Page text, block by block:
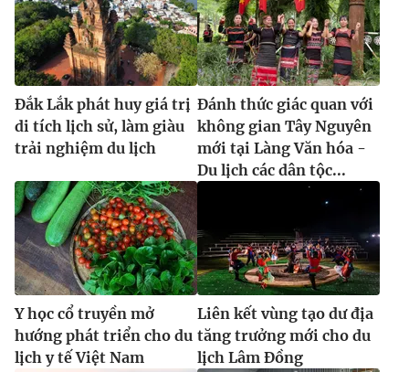
Đắk Lắk phát huy giá trị
di tích lịch sử, làm giàu
trải nghiệm du lịch
Đánh thức giác quan với
không gian Tây Nguyên
mới tại Làng Văn hóa -
Du lịch các dân tộc...
Y học cổ truyền mở
hướng phát triển cho du
lịch y tế Việt Nam
Liên kết vùng tạo dư địa
tăng trưởng mới cho du
lịch Lâm Đồng